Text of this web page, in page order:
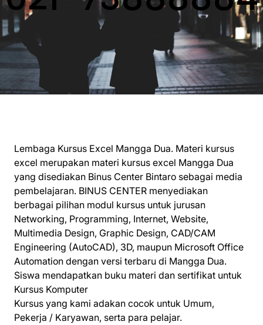
Lembaga Kursus Excel Mangga Dua. Materi kursus
excel merupakan materi kursus excel Mangga Dua
yang disediakan Binus Center Bintaro sebagai media
pembelajaran. BINUS CENTER menyediakan
berbagai pilihan modul kursus untuk jurusan
Networking, Programming, Internet, Website,
Multimedia Design, Graphic Design, CAD/CAM
Engineering (AutoCAD), 3D, maupun Microsoft Office
Automation dengan versi terbaru di Mangga Dua.
Siswa mendapatkan buku materi dan sertifikat untuk
Kursus Komputer
Kursus yang kami adakan cocok untuk Umum,
Pekerja / Karyawan, serta para pelajar.